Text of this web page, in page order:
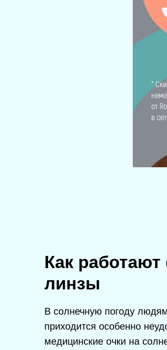
Как
линзы
В солнечную погоду
приходится особенно
медицинские очки на